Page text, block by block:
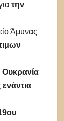
την
Άμυνας
Ουκρανία
ενάντια